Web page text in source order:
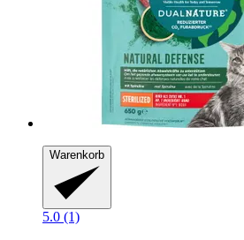
Warenkorb
5.0 (1)